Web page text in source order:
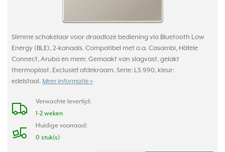
Slimme schakelaar voor draadloze bediening via Bluetooth Low
Energy (BLE), 2-kanaals. Compatibel met o.a. Casambi, Häfele
Connect, Aruba en meer. Gemaakt van slagvast, gelakt
thermoplast. Exclusief afdekraam. Serie: LS 990, kleur:
edelstaal. Meer informatie »
Verwachte levertijd:
1-2 weken
Huidige voorraad:
0 stuk(s)